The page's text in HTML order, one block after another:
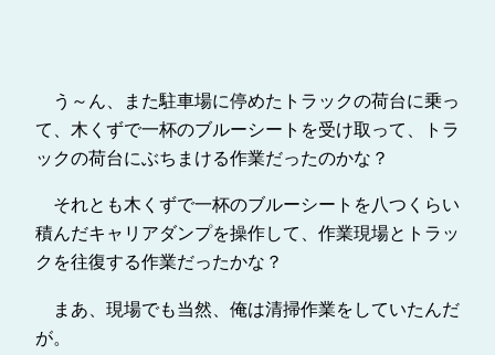
う～ん、また駐車場に停めたトラックの荷台に乗っ
て、木くずで一杯のブルーシートを受け取って、トラ
ックの荷台にぶちまける作業だったのかな？
それとも木くずで一杯のブルーシートを八つくらい
積んだキャリアダンプを操作して、作業現場とトラッ
クを往復する作業だったかな？
まあ、現場でも当然、俺は清掃作業をしていたんだ
が。